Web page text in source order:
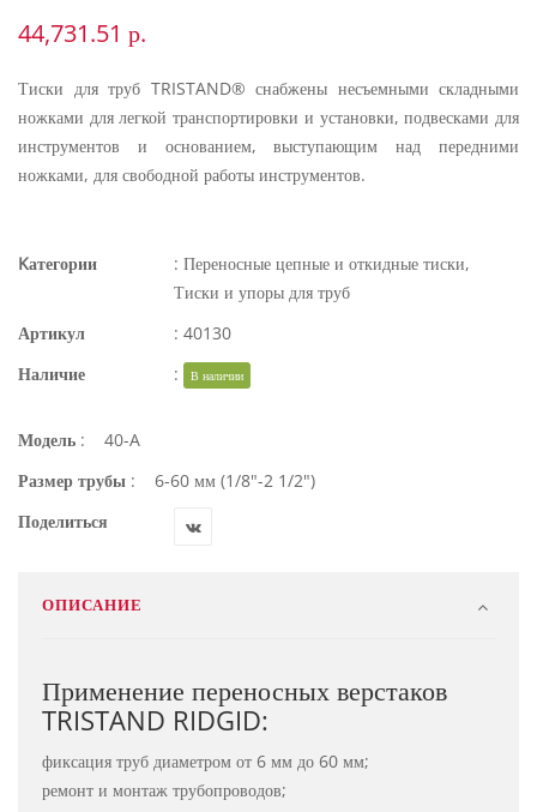
44,731.51 р.
Тиски для труб TRISTAND® снабжены несъемными складными
ножками для легкой транспортировки и установки, подвесками для
инструментов и основанием, выступающим над передними
ножками, для свободной работы инструментов.
Kатегории : Переносные цепные и откидные тиски,
Тиски и упоры для труб
Артикул
: 40130
Наличие
: В наличии
Модель : 40-A
Размер трубы : 6-60 мм (1/8"-2 1/2")
Поделиться
ОПИСАНИЕ
Применение переносных верстаков
TRISTAND RIDGID:
фиксация труб диаметром от 6 мм до 60 мм;
ремонт и монтаж трубопроводов;